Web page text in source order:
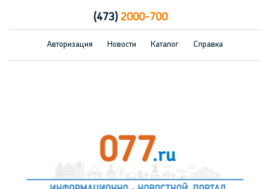
(473)2000-700
Авторизация Новости Каталог Справка